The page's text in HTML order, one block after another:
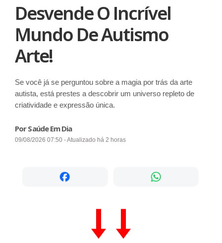
Desvende O Incrível
Mundo De Autismo
Arte!
Se você já se perguntou sobre a magia por trás da arte
autista, está prestes a descobrir um universo repleto de
criatividade e expressão única.
Por Saúde Em Dia
09/08/2026 07:50 - Atualizado há 2 horas